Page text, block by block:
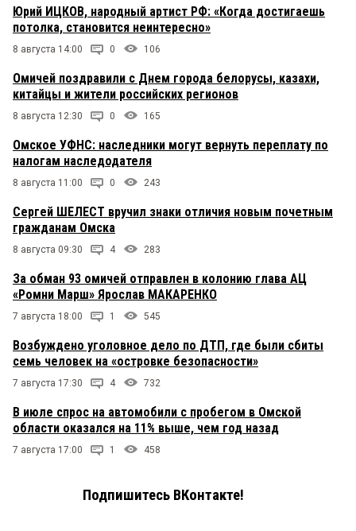
Юрий ИЦКОВ, народный артист РФ: «Когда достигаешь
потолка, становится неинтересно»
8 августа 14:00 0 106
Омичей поздравили с Днем города белорусы, казахи,
китайцы и жители российских регионов
8 августа 12:30 0 165
Омское УФНС: наследники могут вернуть переплату по
налогам наследодателя
8 августа 11:00 0 243
Сергей ШЕЛЕСТ вручил знаки отличия новым почетным
гражданам Омска
8 августа 09:30 4 283
За обман 93 омичей отправлен в колонию глава АЦ
«Ромни Марш» Ярослав МАКАРЕНКО
7 августа 18:00 1 545
Возбуждено уголовное дело по ДТП, где были сбиты
семь человек на «островке безопасности»
7 августа 17:30 4 732
В июле спрос на автомобили с пробегом в Омской
области оказался на 11% выше, чем год назад
7 августа 17:00 1 458
Подпишитесь ВКонтакте!